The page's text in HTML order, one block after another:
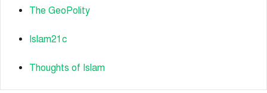
The GeoPolity
Islam21c
Thoughts of Islam